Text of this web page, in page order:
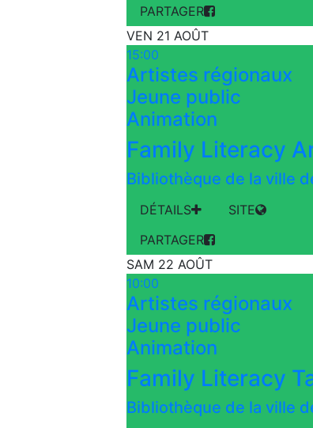
PARTAGER
VEN 21 AOÛT
15:00
Artistes régionaux
Jeune public
Animation
Bibliothèque de la ville
DÉTAILS
SITE
PARTAGER
SAM 22 AOÛT
10:00
Artistes régionaux
Jeune public
Animation
Family Literacy
Bibliothèque de la ville